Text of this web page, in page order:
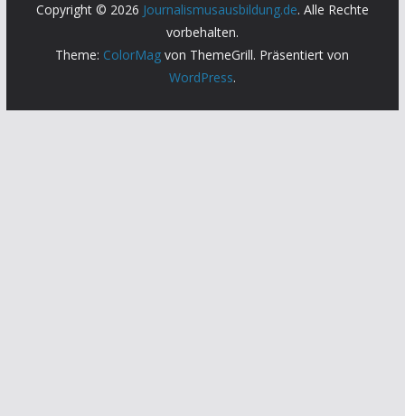
Copyright © 2026 Journalismusausbildung.de. Alle Rechte
vorbehalten.
Theme: ColorMag von ThemeGrill. Präsentiert von
WordPress.